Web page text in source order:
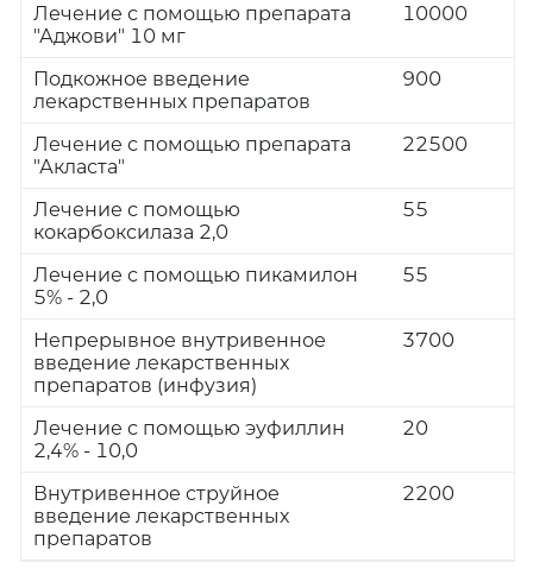
Лечение с помощью препарата
"Аджови" 10 мг
10000
Подкожное введение
лекарственных препаратов
900
Лечение с помощью препарата
"Акласта"
22500
Лечение с помощью
кокарбоксилаза 2,0
55
Лечение с помощью пикамилон
5% - 2,0
55
Непрерывное внутривенное
введение лекарственных
препаратов (инфузия)
3700
Лечение с помощью эуфиллин
2,4% - 10,0
20
Внутривенное струйное
введение лекарственных
препаратов
2200